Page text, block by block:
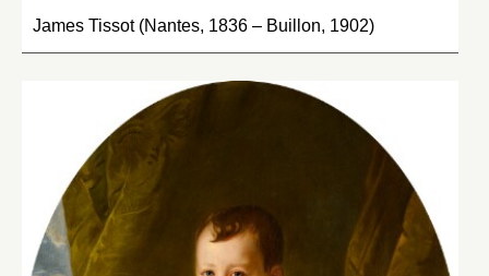
James Tissot (Nantes, 1836 – Buillon, 1902)